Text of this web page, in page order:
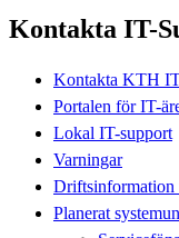
Kontakta IT-
Kontakta KTH
Portalen för IT-
Lokal IT-support
Varningar
Driftsinformation
Planerat